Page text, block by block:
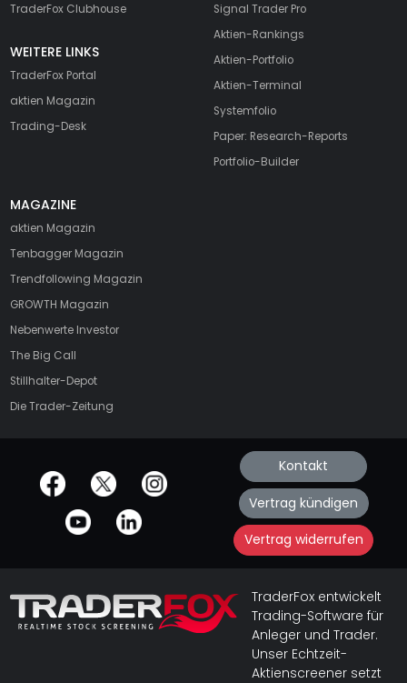
TraderFox Clubhouse
WEITERE LINKS
TraderFox Portal
aktien Magazin
Trading-Desk
Signal Trader Pro
Aktien-Rankings
Aktien-Portfolio
Aktien-Terminal
Systemfolio
Paper: Research-Reports
Portfolio-Builder
MAGAZINE
aktien Magazin
Tenbagger Magazin
Trendfollowing Magazin
GROWTH Magazin
Nebenwerte Investor
The Big Call
Stillhalter-Depot
Die Trader-Zeitung
offizielle Social Media-Accounts Kontakt
Vertrag kündigen
Vertrag widerrufen
TraderFox entwickelt
Trading-Software für
Anleger und Trader.
Unser Echtzeit-
Aktienscreener setzt